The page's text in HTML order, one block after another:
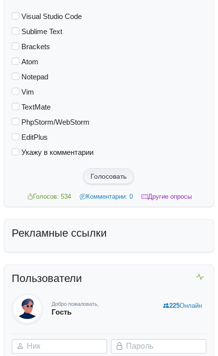
Visual Studio Code
Sublime Text
Brackets
Atom
Notepad
Vim
TextMate
PhpStorm/WebStorm
EditPlus
Укажу в комментарии
Голосовать
Голосов: 534 Комментарии: 0 Другие опросы
Рекламные ссылки
Пользователи
Добро пожаловать,
Гость
Ник Пароль
225Онлайн